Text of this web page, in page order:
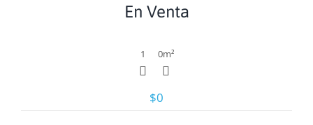
En Venta
1 0m²
$0